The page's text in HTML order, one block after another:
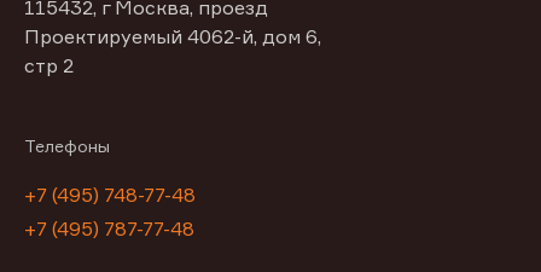
115432, г Москва, проезд
Проектируемый 4062-й, дом 6,
стр 2
Телефоны
+7 (495) 748-77-48
+7 (495) 787-77-48